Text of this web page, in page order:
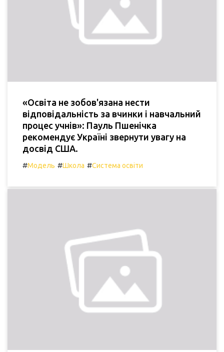
«Освіта не зобов'язана нести
відповідальність за вчинки і навчальний
процес учнів»: Пауль Пшенічка
рекомендує Україні звернути увагу на
досвід США.
#Модель #Школа #Система освіти